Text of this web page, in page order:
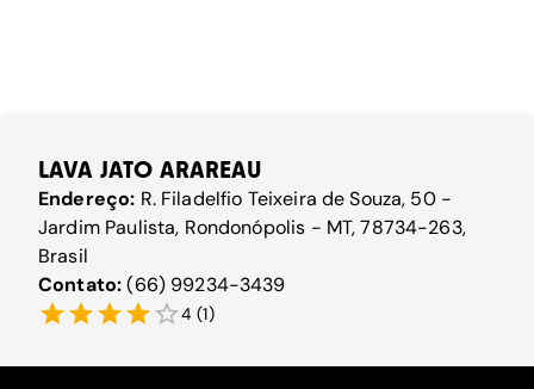
LAVA JATO ARAREAU
Endereço: R. Filadelfio Teixeira de Souza, 50 -
Jardim Paulista, Rondonópolis - MT, 78734-263,
Brasil
Contato:(66) 99234-3439
4 (1)